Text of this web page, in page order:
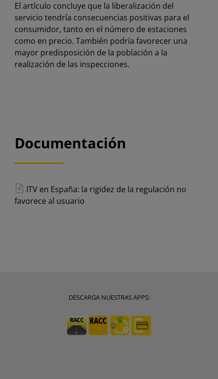
El artículo concluye que la liberalización del
servicio tendría consecuencias positivas para el
consumidor, tanto en el número de estaciones
como en precio. También podría favorecer una
mayor predisposición de la población a la
realización de las inspecciones.
Documentación
ITV en España: la rigidez de la regulación no
favorece al usuario
DESCARGA NUESTRAS APPS: